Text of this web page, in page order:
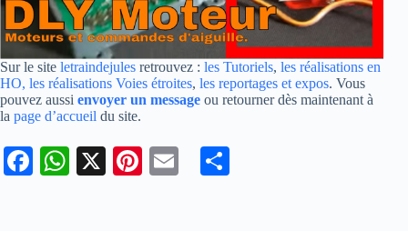
Sur le site letraindejules retrouvez : les Tutoriels, les réalisations en
HO, les réalisations Voies étroites, les reportages et expos. Vous
pouvez aussi envoyer un message ou retourner dès maintenant à
la page d’accueil du site.
Fa
W
X
Pi